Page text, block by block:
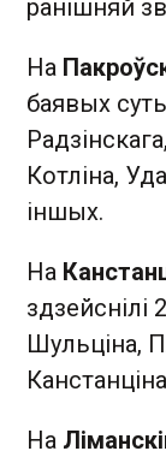
ранішняй
На
баявых
Котліна,
іншых.
На
здзейснілі
Шульціна,
На